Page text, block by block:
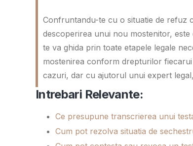
Confruntandu-te cu o situatie de refuz
descoperirea unui nou mostenitor,
te va ghida prin toate etapele legale
mostenirea conform drepturilor
cazuri, dar cu ajutorul unui expert
Intrebari Relevante:
Ce presupune transcrierea unui
Cum pot rezolva situatia de